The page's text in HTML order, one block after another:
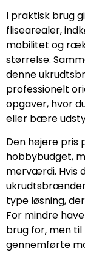
I praktisk brug
flisearealer,
mobilitet og
størrelse.
denne
professionelt
opgaver, hvor
eller bære
Den højere pris
hobbybudget,
merværdi. Hvis
type løsning,
For mindre
brug for, men
gennemførte